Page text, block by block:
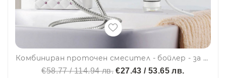
Комбиниран проточен смесител - бойлер - за мивка и душ 2 в 1, 3000W, ЗА СТОЯЩ МОНТАЖ, BFO4
€58.77 / 114.94 лв. €27.43 / 53.65 лв.